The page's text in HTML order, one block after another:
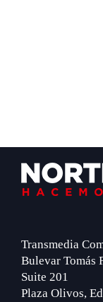
Footer
Transmedia
Bulevar Tomás
Suite 201
Plaza Olivos,